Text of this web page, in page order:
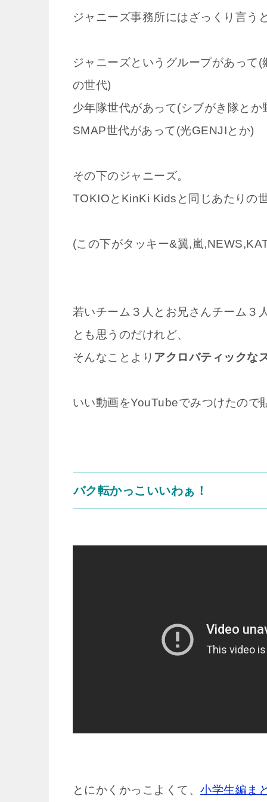
ジャニーズ事務所にはざっくり言う
ジャニーズというグループがあって
の世代)
少年隊世代があって(シブがき隊と
SMAP世代があって(光GENJIとか)
その下のジャニーズ。
TOKIOとKinKi Kidsと同じあたりの
(この下がタッキー&翼,嵐
若いチーム３人とお兄さんチーム３
とも思うのだけれど、
そんなことより アクロバティックな
いい動画をYouTubeでみつけたので
バク転かっこいいわぁ！
とにかくかっこよくて、小学生編ま